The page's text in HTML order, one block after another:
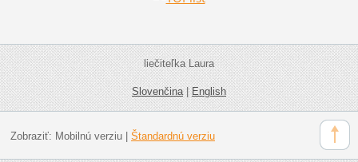
liečiteľka Laura
Slovenčina|English
Zobraziť: Mobilnú verziu| Štandardnú verziu